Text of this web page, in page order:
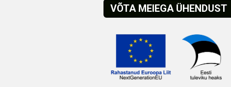
VÕTA MEIEGA ÜHENDUST